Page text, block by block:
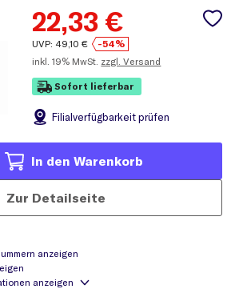
22,33 €
UVP: 49,10 €
-54%
inkl. 19% MwSt. zzgl. Versand
Sofort lieferbar
Filialverfügbarkeit prüfen
In den Warenkorb
Zur Detailseite
anzeigen